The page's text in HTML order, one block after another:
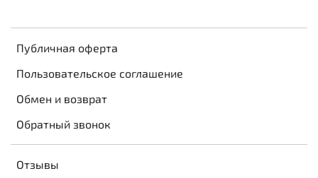
Публичная оферта
Пользовательское соглашение
Обмен и возврат
Обратный звонок
Отзывы